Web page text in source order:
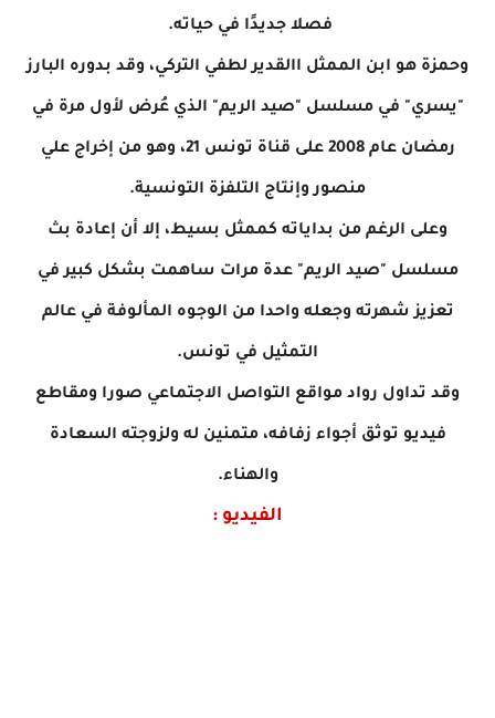
فصلا جديدًا في حياته.
وحمزة هو ابن الممثل االقدير لطفي التركي، وقد بدوره البارز
"يسري" في مسلسل "صيد الريم" الذي عُرض لأول مرة في
رمضان عام 2008 على قناة تونس 21، وهو من إخراج علي
منصور وإنتاج التلفزة التونسية.
وعلى الرغم من بداياته كممثل بسيط، إلا أن إعادة بث
مسلسل "صيد الريم" عدة مرات ساهمت بشكل كبير في
تعزيز شهرته وجعله واحدا من الوجوه المألوفة في عالم
التمثيل في تونس.
وقد تداول رواد مواقع التواصل الاجتماعي صورا ومقاطع
فيديو توثق أجواء زفافه، متمنين له ولزوجته السعادة
والهناء.
الفيديو :